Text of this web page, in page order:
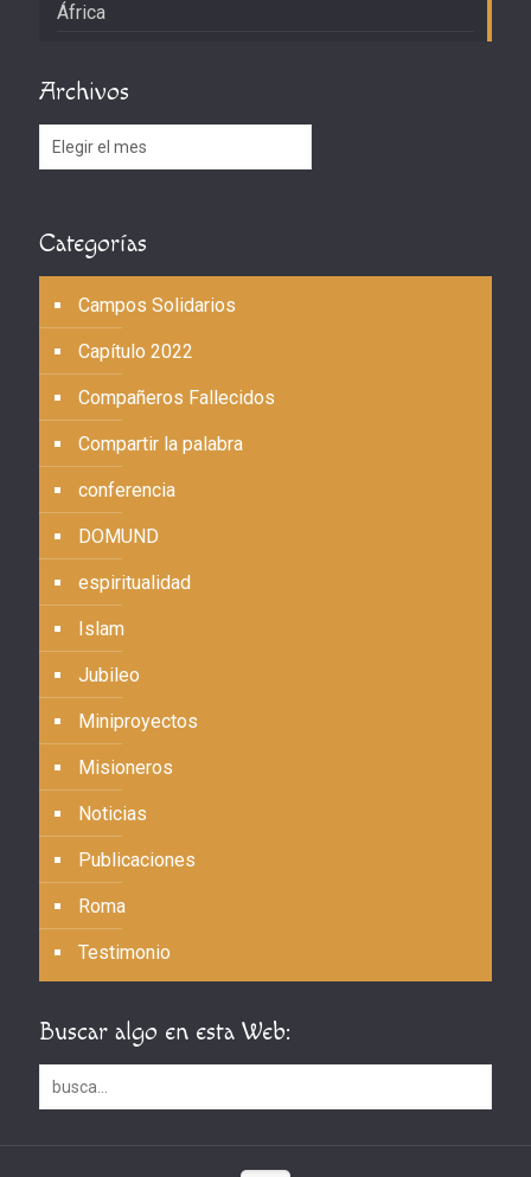
África
Archivos
Archivos
Categorías
Campos Solidarios
Capítulo 2022
Compañeros Fallecidos
Compartir la palabra
conferencia
DOMUND
espiritualidad
Islam
Jubileo
Miniproyectos
Misioneros
Noticias
Publicaciones
Roma
Testimonio
Buscar algo en esta Web: